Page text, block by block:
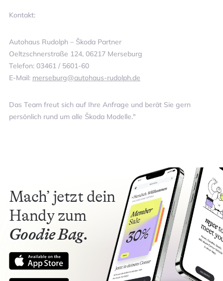
Kontakt:
Autohaus Rudolph – Škoda Partner
Oeltzschnerstraße 124, 06217 Merseburg
Telefon: 03461 / 5601-60
E-Mail: merseburg@autohaus-rudolph.de
Das Team freut sich auf Ihre Anfrage und berät Sie gern
persönlich rund um alle Škoda Modelle."
Mach’ jetzt dein
Handy zum
Goodie Bag.